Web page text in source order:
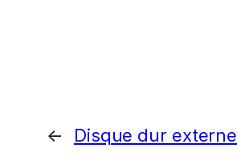
← Disque dur externe